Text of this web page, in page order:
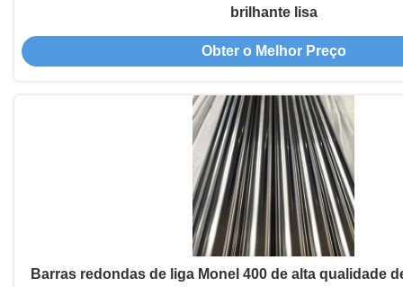
brilhante lisa
Obter o Melhor Preço
Barras redondas de liga Monel 400 de alta qualidade